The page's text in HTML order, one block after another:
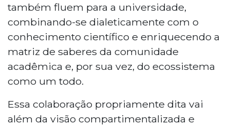
também fluem para a universidade,
combinando-se dialeticamente com o
conhecimento científico e enriquecendo a
matriz de saberes da comunidade
acadêmica e, por sua vez, do ecossistema
como um todo.
Essa colaboração propriamente dita vai
além da visão compartimentalizada e